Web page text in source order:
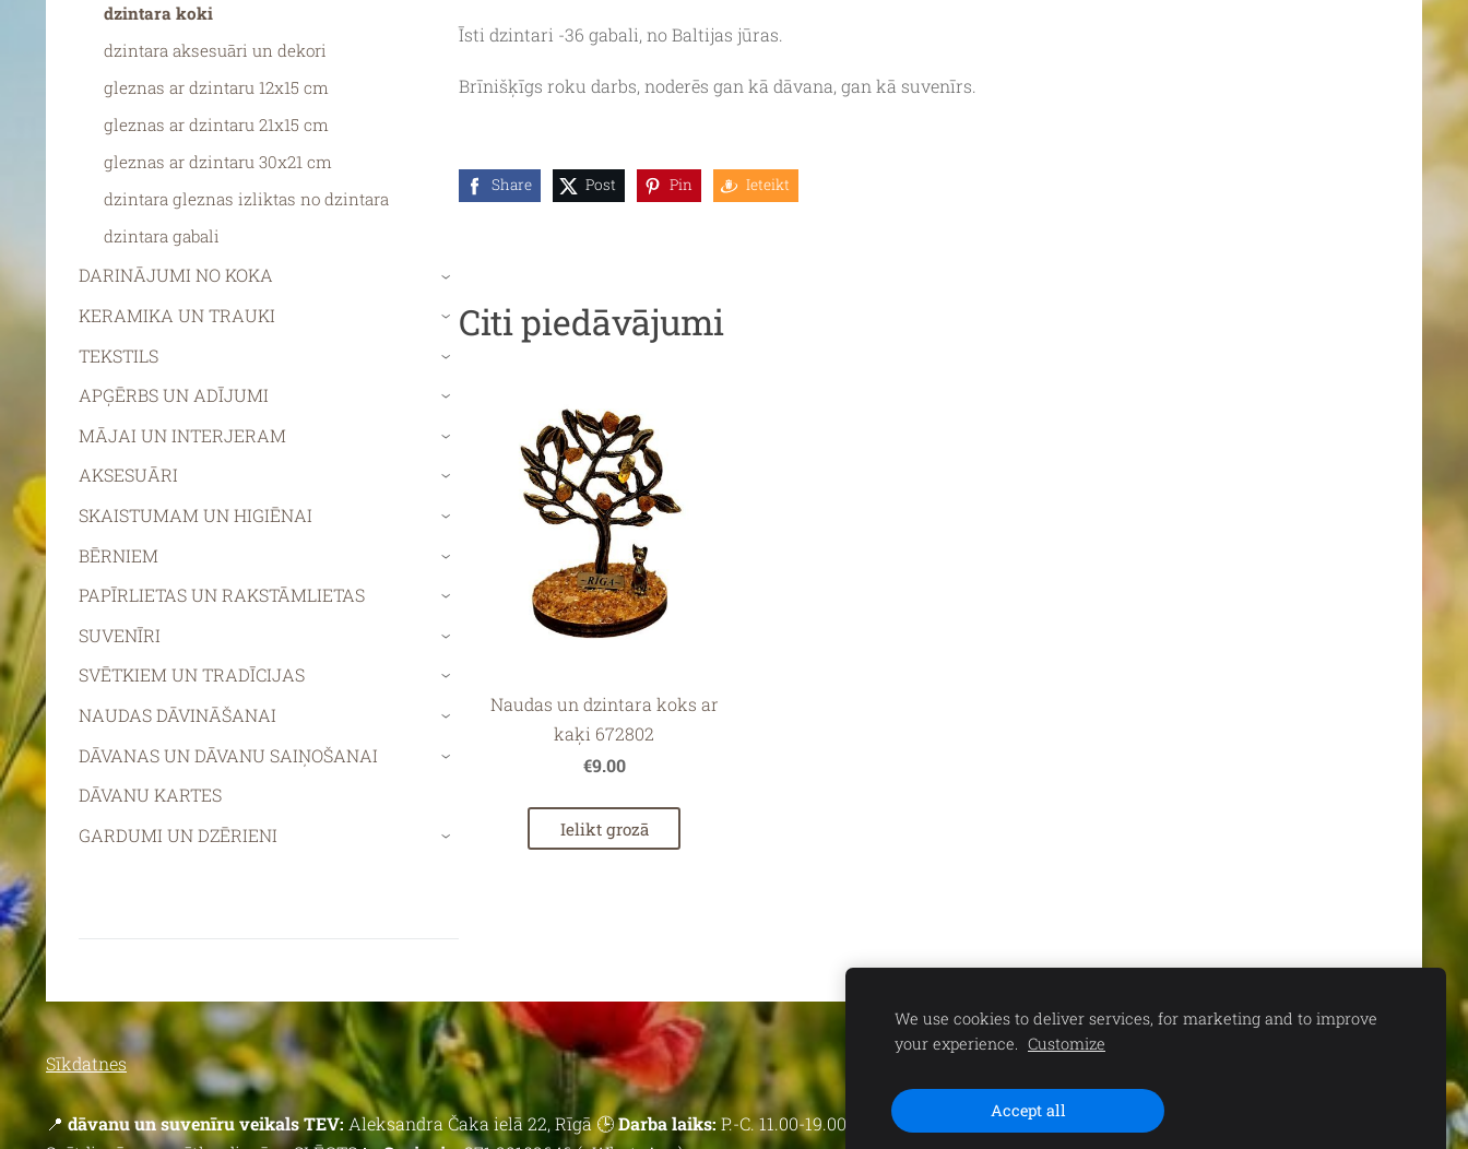
dzintara koki
dzintara aksesuāri un dekori
gleznas ar dzintaru 12x15 cm
gleznas ar dzintaru 21x15 cm
gleznas ar dzintaru 30x21 cm
dzintara gleznas izliktas no dzintara
dzintara gabali
DARINĀJUMI NO KOKA ›
KERAMIKA UN TRAUKI ›
TEKSTILS ›
APĢĒRBS UN ADĪJUMI ›
MĀJAI UN INTERJERAM ›
AKSESUĀRI ›
SKAISTUMAM UN HIGIĒNAI ›
BĒRNIEM ›
PAPĪRLIETAS UN RAKSTĀMLIETAS ›
SUVENĪRI ›
SVĒTKIEM UN TRADĪCIJAS ›
NAUDAS DĀVINĀŠANAI ›
DĀVANAS UN DĀVANU SAIŅOŠANAI ›
DĀVANU KARTES
GARDUMI UN DZĒRIENI
›
Īsti dzintari -36 gabali, no Baltijas jūras.
Brīnišķīgs roku darbs, noderēs gan kā dāvana, gan kā suvenīrs.
Share Post Pin Ieteikt
Citi piedāvājumi
Naudas un dzintara koks ar
kaķi 672802
€9.00
Ielikt grozā
Sīkdatnes
📍dāvanu un suvenīru veikals TEV: Aleksandra Čaka ielā 22, Rīgā 🕒Darba laiks:P.-C. 11.00-19.00 | P. 11.00-18.00 | S. 11.00-15.00 |
We use cookies to deliver services, for marketing and to improve
your experience. Customize
Accept all